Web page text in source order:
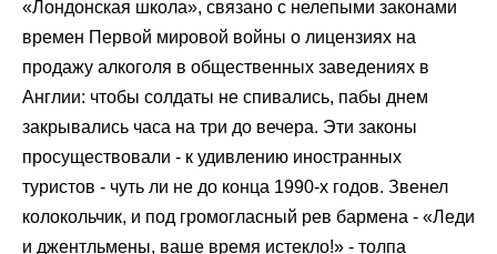
«Лондонская школа», связано с нелепыми законами
времен Первой мировой войны о лицензиях на
продажу алкоголя в общественных заведениях в
Англии: чтобы солдаты не спивались, пабы днем
закрывались часа на три до вечера. Эти законы
просуществовали - к удивлению иностранных
туристов - чуть ли не до конца 1990-х годов. Звенел
колокольчик, и под громогласный рев бармена - «Леди
и джентльмены, ваше время истекло!» - толпа